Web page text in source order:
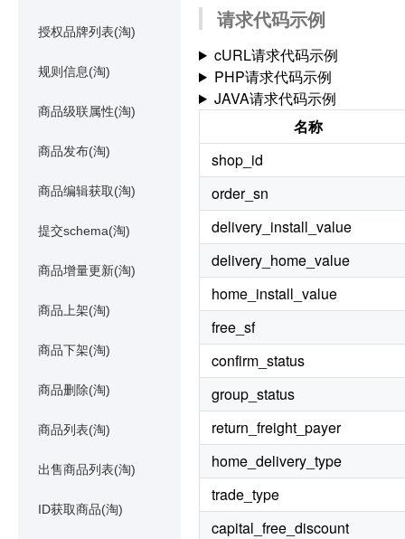
授权品牌列表(淘)
规则信息(淘)
商品级联属性(淘)
商品发布(淘)
商品编辑获取(淘)
提交schema(淘)
商品增量更新(淘)
商品上架(淘)
商品下架(淘)
商品删除(淘)
商品列表(淘)
出售商品列表(淘)
ID获取商品(淘)
请求代码示例
cURL请求代码示例
PHP请求代码示例
JAVA请求代码示例
名称
shop_id
order_sn
delivery_install_value
delivery_home_value
home_install_value
free_sf
confirm_status
group_status
return_freight_payer
home_delivery_type
trade_type
capital_free_discount